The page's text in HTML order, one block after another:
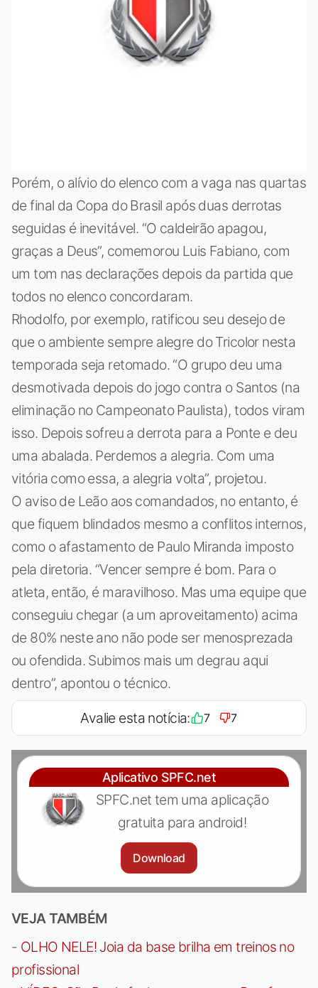
Porém, o alívio do elenco com a vaga nas quartas
de final da Copa do Brasil após duas derrotas
seguidas é inevitável. “O caldeirão apagou,
graças a Deus”, comemorou Luis Fabiano, com
um tom nas declarações depois da partida que
todos no elenco concordaram.
Rhodolfo, por exemplo, ratificou seu desejo de
que o ambiente sempre alegre do Tricolor nesta
temporada seja retomado. “O grupo deu uma
desmotivada depois do jogo contra o Santos (na
eliminação no Campeonato Paulista), todos viram
isso. Depois sofreu a derrota para a Ponte e deu
uma abalada. Perdemos a alegria. Com uma
vitória como essa, a alegria volta”, projetou.
O aviso de Leão aos comandados, no entanto, é
que fiquem blindados mesmo a conflitos internos,
como o afastamento de Paulo Miranda imposto
pela diretoria. “Vencer sempre é bom. Para o
atleta, então, é maravilhoso. Mas uma equipe que
conseguiu chegar (a um aproveitamento) acima
de 80% neste ano não pode ser menosprezada
ou ofendida. Subimos mais um degrau aqui
dentro”, apontou o técnico.
Avalie esta notícia: 7 7
Aplicativo SPFC.net
SPFC.net tem uma aplicação
gratuita para android!
Download
VEJA TAMBÉM
- OLHO NELE! Joia da base brilha em treinos no
profissional